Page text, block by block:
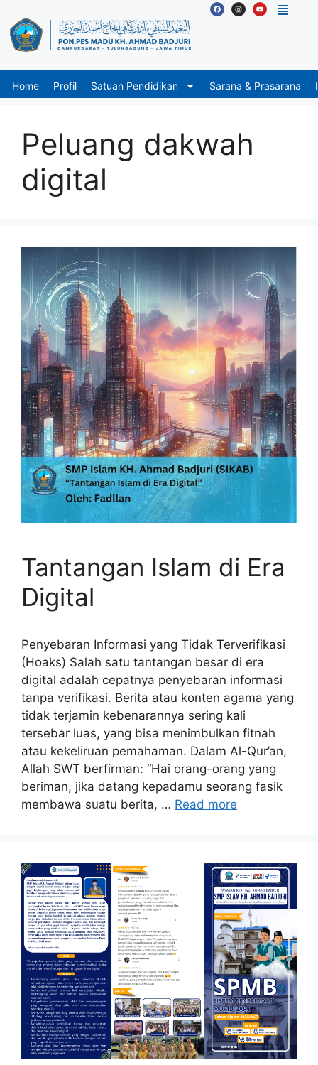
Home Profil Satuan Pendidikan Sarana & Prasarana
Peluang dakwah
digital
Tantangan Islam di Era
Digital
Penyebaran Informasi yang Tidak Terverifikasi
(Hoaks) Salah satu tantangan besar di era
digital adalah cepatnya penyebaran informasi
tanpa verifikasi. Berita atau konten agama yang
tidak terjamin kebenarannya sering kali
tersebar luas, yang bisa menimbulkan fitnah
atau kekeliruan pemahaman. Dalam Al-Qur’an,
Allah SWT berfirman: “Hai orang-orang yang
beriman, jika datang kepadamu seorang fasik
membawa suatu berita, … Read more